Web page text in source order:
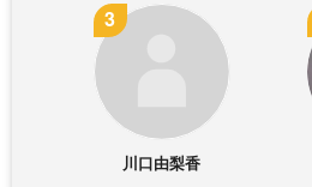
川口由梨香